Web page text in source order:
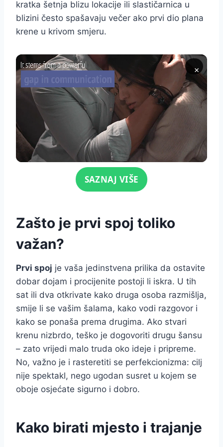
kratka šetnja blizu lokacije ili slastičarnica u
blizini često spašavaju večer ako prvi dio plana
krene u krivom smjeru.
×
Click for soundSAZNAJ VIŠE
Zašto je prvi spoj toliko
važan?
Prvi spoj je vaša jedinstvena prilika da ostavite
dobar dojam i procijenite postoji li iskra. U tih
sat ili dva otkrivate kako druga osoba razmišlja,
smije li se vašim šalama, kako vodi razgovor i
kako se ponaša prema drugima. Ako stvari
krenu nizbrdo, teško je dogovoriti drugu šansu
– zato vrijedi malo truda oko ideje i pripreme.
No, važno je i rasteretiti se perfekcionizma: cilj
nije spektakl, nego ugodan susret u kojem se
oboje osjećate sigurno i dobro.
Kako birati mjesto i trajanje